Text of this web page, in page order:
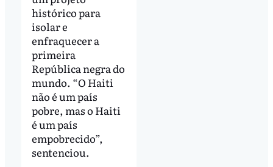
histórico para
isolar e
enfraquecer a
primeira
República negra do
mundo. “O Haiti
não é um país
pobre, mas o Haiti
é um país
empobrecido”,
sentenciou.